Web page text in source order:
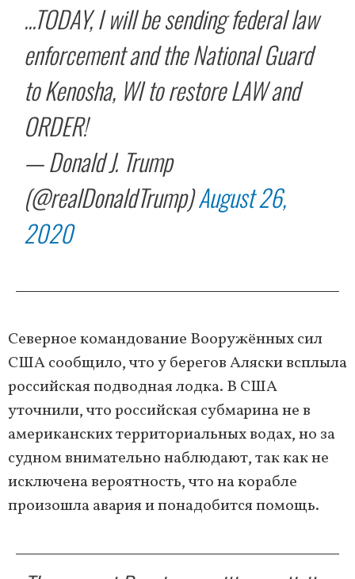
...TODAY, I will be sending federal law
enforcement and the National Guard
to Kenosha, WI to restore LAW and
ORDER!
— Donald J. Trump
(@realDonaldTrump)August 26,
2020
Северное командование Вооружённых сил
США сообщило, что у берегов Аляски всплыла
российская подводная лодка. В США
уточнили, что российская субмарина не в
американских территориальных водах, но за
судном внимательно наблюдают, так как не
исключена вероятность, что на корабле
произошла авария и понадобится помощь.